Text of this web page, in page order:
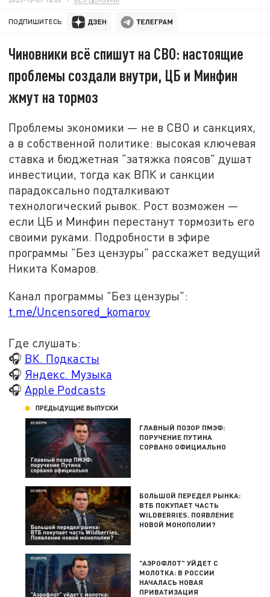
ПОДПИШИТЕСЬ:
Чиновники всё спишут на СВО: настоящие
проблемы создали внутри, ЦБ и Минфин
жмут на тормоз
Проблемы экономики — не в СВО и санкциях,
а в собственной политике: высокая ключевая
ставка и бюджетная "затяжка поясов" душат
инвестиции, тогда как ВПК и санкции
парадоксально подталкивают
технологический рывок. Рост возможен —
если ЦБ и Минфин перестанут тормозить его
своими руками. Подробности в эфире
программы "Без цензуры" расскажет ведущий
Никита Комаров.
Канал программы "Без цензуры":
t.me/Uncensored_komarov
Где слушать:
🎧 ВК. Подкасты
🎧 Яндекс. Музыка
🎧 Apple Podcasts
ПРЕДЫДУЩИЕ ВЫПУСКИ
ГЛАВНЫЙ ПОЗОР ПМЭФ:
ПОРУЧЕНИЕ ПУТИНА
СОРВАНО ОФИЦИАЛЬНО
БОЛЬШОЙ ПЕРЕДЕЛ РЫНКА:
ВТБ ПОКУПАЕТ ЧАСТЬ
WILDBERRIES. ПОЯВЛЕНИЕ
НОВОЙ МОНОПОЛИИ?
"АЭРОФЛОТ" УЙДЕТ С
МОЛОТКА: В РОССИИ
НАЧАЛАСЬ НОВАЯ
ПРИВАТИЗАЦИЯ